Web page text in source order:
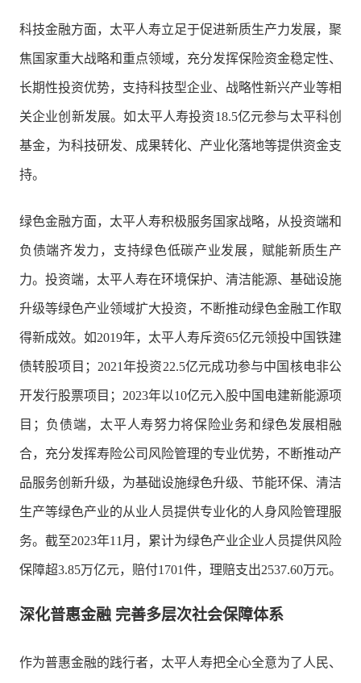
科技金融方面，太平人寿立足于促进新质生产力发展，聚
焦国家重大战略和重点领域，充分发挥保险资金稳定性、
长期性投资优势，支持科技型企业、战略性新兴产业等相
关企业创新发展。如太平人寿投资18.5亿元参与太平科创
基金，为科技研发、成果转化、产业化落地等提供资金支
持。
绿色金融方面，太平人寿积极服务国家战略，从投资端和
负债端齐发力，支持绿色低碳产业发展，赋能新质生产
力。投资端，太平人寿在环境保护、清洁能源、基础设施
升级等绿色产业领域扩大投资，不断推动绿色金融工作取
得新成效。如2019年，太平人寿斥资65亿元领投中国铁建
债转股项目；2021年投资22.5亿元成功参与中国核电非公
开发行股票项目；2023年以10亿元入股中国电建新能源项
目；负债端，太平人寿努力将保险业务和绿色发展相融
合，充分发挥寿险公司风险管理的专业优势，不断推动产
品服务创新升级，为基础设施绿色升级、节能环保、清洁
生产等绿色产业的从业人员提供专业化的人身风险管理服
务。截至2023年11月，累计为绿色产业企业人员提供风险
保障超3.85万亿元，赔付1701件，理赔支出2537.60万元。
深化普惠金融 完善多层次社会保障体系
作为普惠金融的践行者，太平人寿把全心全意为了人民、